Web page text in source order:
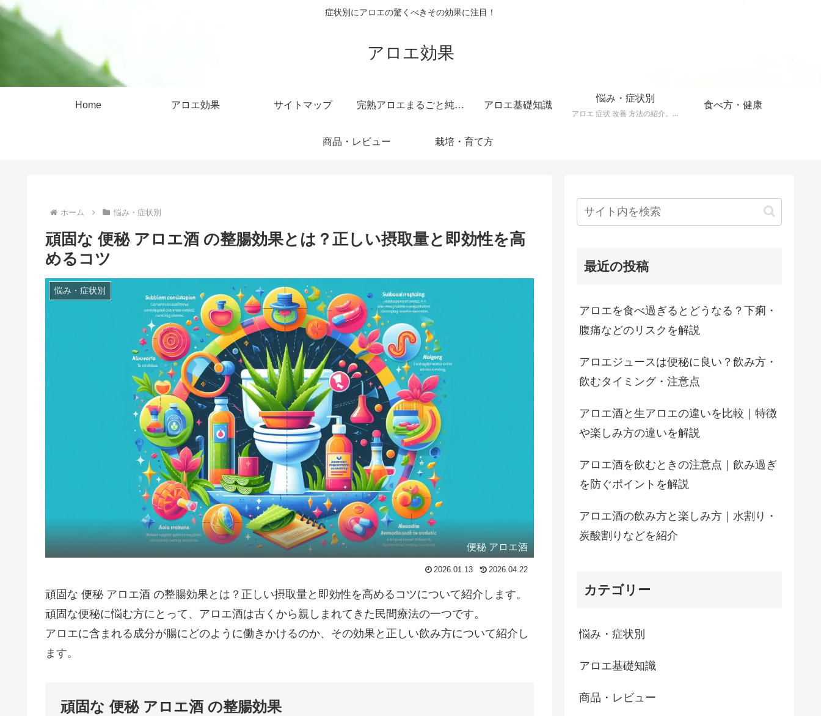
症状別にアロエの驚くべきその効果に注目！
アロエ効果
Home アロエ効果 サイトマップ 完熟アロエまるごと純しぼり 純度 100 ％ 無添加 原液 ジュース アロエ基礎知識
悩み・症状別
アロエ 症状 改善 方法の紹介。40以上の症状をアロエで改善する方法。
食べ方・健康
商品・レビュー 栽培・育て方
ホーム 悩み・症状別
頑固な 便秘 アロエ酒 の整腸効果とは？正しい摂取量と即効性を高
めるコツ
悩み・症状別
便秘 アロエ酒
2026.01.13 2026.04.22
頑固な 便秘 アロエ酒 の整腸効果とは？正しい摂取量と即効性を高めるコツについて紹介します。
頑固な便秘に悩む方にとって、アロエ酒は古くから親しまれてきた民間療法の一つです。
アロエに含まれる成分が腸にどのように働きかけるのか、その効果と正しい飲み方について紹介し
ます。
頑固な 便秘 アロエ酒 の整腸効果
最近の投稿
アロエを食べ過ぎるとどうなる？下痢・
腹痛などのリスクを解説
アロエジュースは便秘に良い？飲み方・
飲むタイミング・注意点
アロエ酒と生アロエの違いを比較｜特徴
や楽しみ方の違いを解説
アロエ酒を飲むときの注意点｜飲み過ぎ
を防ぐポイントを解説
アロエ酒の飲み方と楽しみ方｜水割り・
炭酸割りなどを紹介
カテゴリー
悩み・症状別
アロエ基礎知識
商品・レビュー